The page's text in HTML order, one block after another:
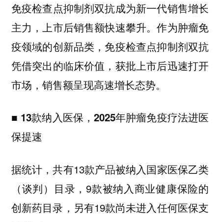
免疫检查点抑制剂双抗成为新一代销售增长
主力，上市后销售额快速攀升。作为肿瘤免
疫领域的创新品类，免疫检查点抑制剂双抗
凭借突出的临床价值，获批上市后迅速打开
市场，销售额呈现高速增长态势。
■ 13款纳入医保，2025年肿瘤免疫疗法进医
保提速
据统计，共有13款产品被纳入国家医保乙类
（谈判）目录，9款被纳入商业健康保险的
创新药目录，另有19款尚未进入任何医保支